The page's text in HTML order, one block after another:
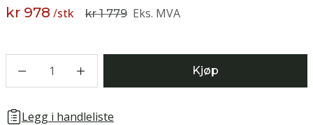
kr 978 /stk kr 1 779 Eks. MVA
1 Kjøp
Legg i handleliste